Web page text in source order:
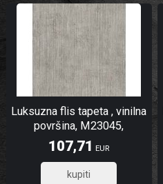
Luksuzna flis tapeta , vinilna
površina, M23045,
Architexture Murella |
Ljepilo besplatno
107,71 EUR
86,17